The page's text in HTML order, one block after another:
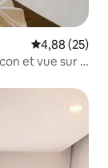
Évaluation
4,88 (25)
et vue sur la